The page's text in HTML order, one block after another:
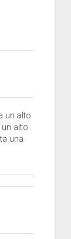
un alto
alto
una